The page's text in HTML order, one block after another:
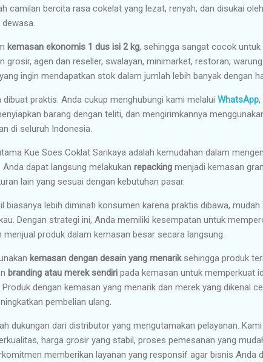
camilan bercita rasa cokelat yang lezat, renyah, dan disukai
kemasan ekonomis 1 dus isi 2 kg, sehingga sangat cocok
grosir, agen dan reseller, swalayan, minimarket, restoran,
ingin mendapatkan stok dalam jumlah lebih banyak dengan
praktis. Anda cukup menghubungi kami melalui WhatsApp,
barang dengan teliti, dan mengirimkannya
di seluruh Indonesia.
Kue Soes Coklat Sarikaya adalah kemudahan dalam
dapat langsung melakukan repacking menjadi kemasan
lain yang sesuai dengan kebutuhan pasar.
biasanya lebih diminati konsumen karena praktis dibawa,
Dengan strategi ini, Anda memiliki kesempatan untuk
menjual produk dalam kemasan besar secara langsung.
kemasan dengan desain yang menariksehingga produk
branding atau merek sendiri pada kemasan untuk memperkuat
dengan kemasan yang menarik dan merek yang dikenal
pembelian ulang.
dukungan dari distributor yang mengutamakan pelayanan.
harga grosir yang stabil, proses pemesanan yang
memberikan layanan yang responsif agar bisnis Anda